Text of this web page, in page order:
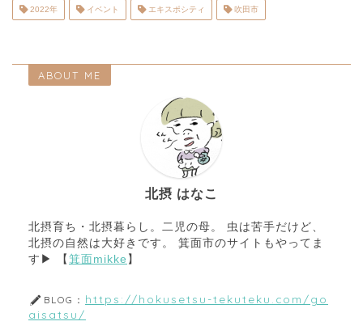
2022年 イベント エキスポシティ 吹田市
ABOUT ME
北摂 はなこ
北摂育ち・北摂暮らし。二児の母。 虫は苦手だけど、
北摂の自然は大好きです。 箕面市のサイトもやってま
す▶︎ 【 箕面mikke 】
BLOG： https://hokusetsu-tekuteku.com/go
aisatsu/